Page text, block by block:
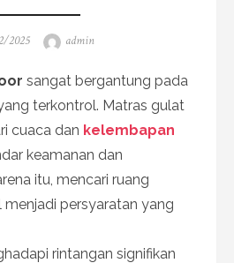
2025 Author
admin
sangat bergantung pada
terkontrol. Matras gulat
cuaca dan kelembapan
keamanan dan
itu, mencari ruang
persyaratan yang
rintangan signifikan